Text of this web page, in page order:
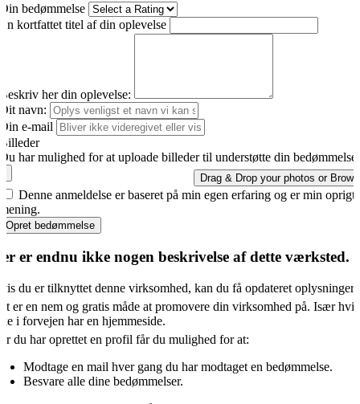
bedømmelse
kortfattet titel af din oplevelse
her din oplevelse:
navn:
e-mail
har mulighed for at uploade billeder til understøtte din bedømmelse.
Drag & Drop your photos or
Denne anmeldelse er baseret på min egen erfaring og er min
Opret bedømmelse
er endnu ikke nogen beskrivelse af dette værksted.
du er tilknyttet denne virksomhed, kan du få opdateret
er en nem og gratis måde at promovere din virksomhed på. Især
i forvejen har en hjemmeside.
du har oprettet en profil får du mulighed for at:
Modtage en mail hver gang du har modtaget en bedømmelse.
Besvare alle dine bedømmelser.